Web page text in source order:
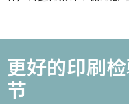
更好的印刷
节